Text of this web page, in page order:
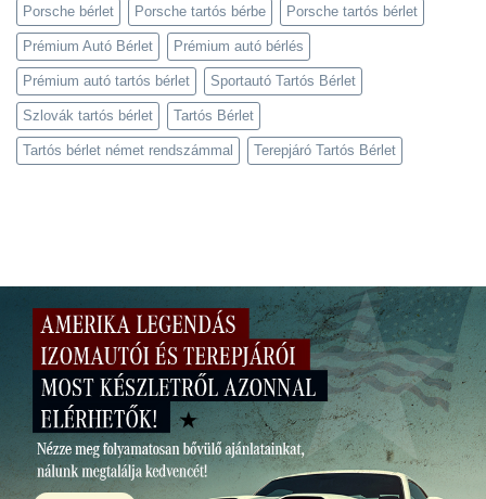
Porsche bérlet Porsche tartós bérbe Porsche tartós bérlet
Prémium Autó Bérlet Prémium autó bérlés
Prémium autó tartós bérlet Sportautó Tartós Bérlet
Szlovák tartós bérlet Tartós Bérlet
Tartós bérlet német rendszámmal Terepjáró Tartós Bérlet